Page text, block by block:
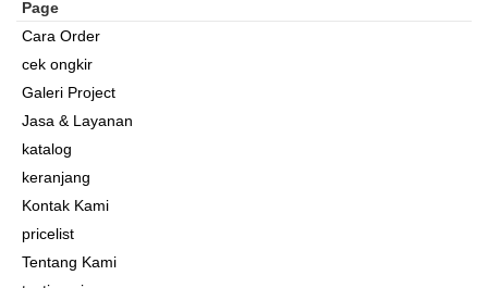
Page
Cara Order
cek ongkir
Galeri Project
Jasa & Layanan
katalog
keranjang
Kontak Kami
pricelist
Tentang Kami